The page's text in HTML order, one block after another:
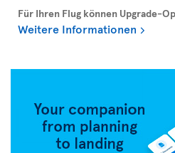
Für Ihren Flug können Upgrade-
Weitere Informationen